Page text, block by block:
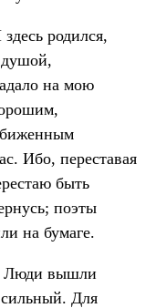
родился,
на мою
Ибо, переставая
быть
поэты
на бумаге.
Люди вышли
сильный. Для